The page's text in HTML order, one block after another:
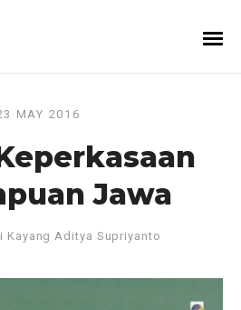
MAY 2016
Jawa
Kayang Aditya Supriyanto